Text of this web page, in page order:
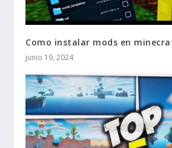
Como instalar mods en
junio 19, 2024